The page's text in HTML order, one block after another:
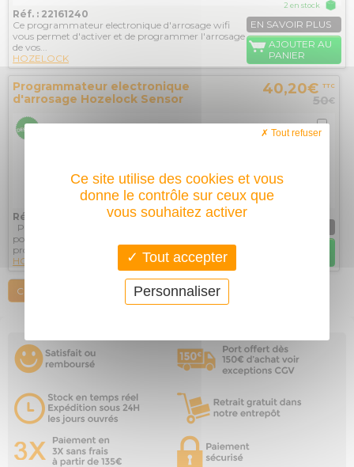
Réf. : 22161240
Ce programmateur electronique d'arrosage wifi
vous permet d'activer et de programmer l'arrosage
de vos...
HOZELOCK
2 en stock
EN SAVOIR PLUS
AJOUTER AU
PANIER
Programmateur electronique
d'arrosage Hozelock Sensor
40,20€ TTC
50€
Réf. : 22120000
Programmez l'arrosage de votre jardin ou
potager aux meilleures heures de la journée ! Ce
programmateur...
HOZELOCK
COMPARER
Ce site utilise des cookies et vous
donne le contrôle sur ceux que
vous souhaitez activer
Tout accepter
Tout refuser
Personnaliser